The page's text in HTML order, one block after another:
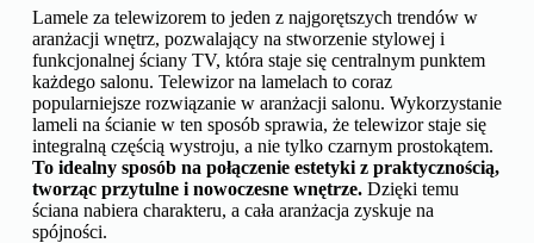
Lamele za telewizorem to jeden z najgorętszych trendów w
aranżacji wnętrz, pozwalający na stworzenie stylowej i
funkcjonalnej ściany TV, która staje się centralnym punktem
każdego salonu. Telewizor na lamelach to coraz
popularniejsze rozwiązanie w aranżacji salonu. Wykorzystanie
lameli na ścianie w ten sposób sprawia, że telewizor staje się
integralną częścią wystroju, a nie tylko czarnym prostokątem.
To idealny sposób na połączenie estetyki z praktycznością,
tworząc przytulne i nowoczesne wnętrze.Dzięki temu
ściana nabiera charakteru, a cała aranżacja zyskuje na
spójności.